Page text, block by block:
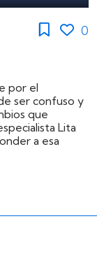
Settings
PIP
0
por el
ser confuso y
que
Lita
a esa